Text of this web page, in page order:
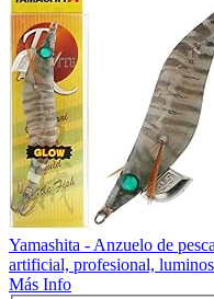
Yamashita - Anzuelo de
artificial, profesional,
Más Info